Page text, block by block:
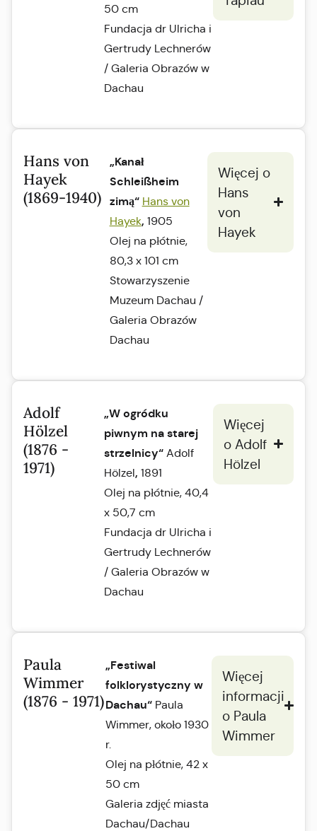
50 cm
Fundacja dr Ulricha i
Gertrudy Lechnerów
/ Galeria Obrazów w
Dachau
Hans von
Hayek
(1869-1940)
„Kanał
Schleißheim
zimą“ Hans von
Hayek, 1905
Olej na płótnie,
80,3 x 101 cm
Stowarzyszenie
Muzeum Dachau /
Galeria Obrazów
Dachau
Więcej o
Hans
von
Hayek
Adolf
Hölzel
(1876 -
1971)
„W ogródku
piwnym na starej
strzelnicy“ Adolf
Hölzel, 1891
Olej na płótnie, 40,4
x 50,7 cm
Fundacja dr Ulricha i
Gertrudy Lechnerów
/ Galeria Obrazów w
Dachau
Więcej
o Adolf
Hölzel
Paula
Wimmer
(1876 - 1971)
„Festiwal
folklorystyczny w
Dachau“ Paula
Wimmer, około 1930
r.
Olej na płótnie, 42 x
50 cm
Galeria zdjęć miasta
Dachau/Dachau
Więcej
informacji
o Paula
Wimmer